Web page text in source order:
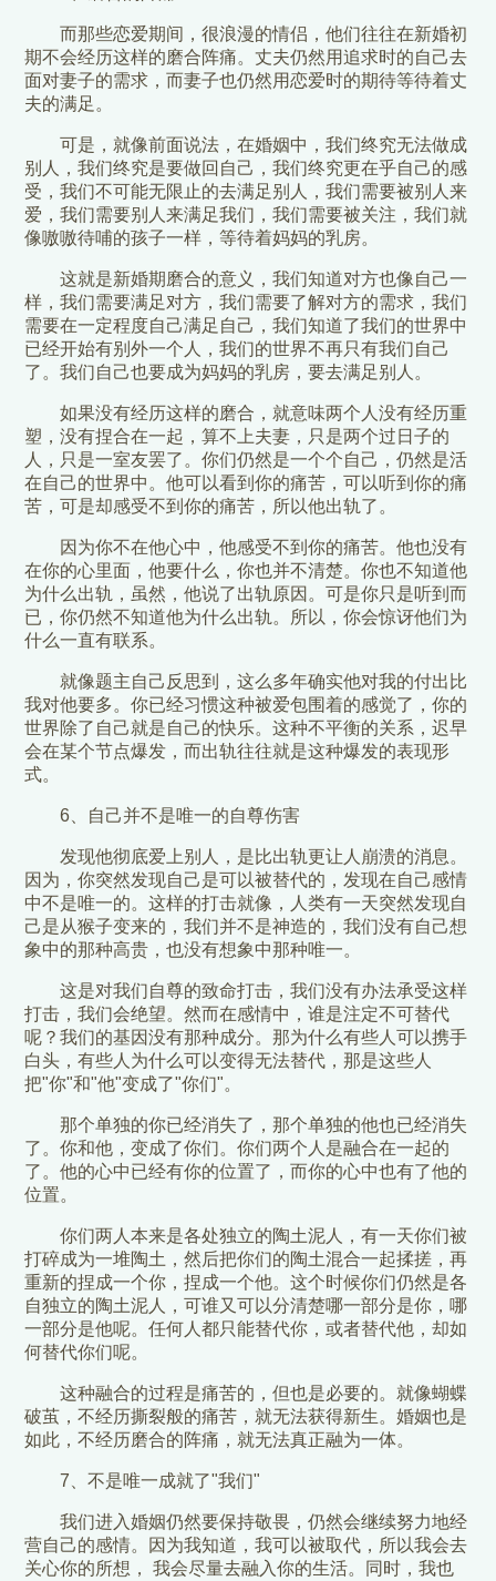
而那些恋爱期间，很浪漫的情侣，他们往往在新婚初
期不会经历这样的磨合阵痛。丈夫仍然用追求时的自己去
面对妻子的需求，而妻子也仍然用恋爱时的期待等待着丈
夫的满足。
可是，就像前面说法，在婚姻中，我们终究无法做成
别人，我们终究是要做回自己，我们终究更在乎自己的感
受，我们不可能无限止的去满足别人，我们需要被别人来
爱，我们需要别人来满足我们，我们需要被关注，我们就
像嗷嗷待哺的孩子一样，等待着妈妈的乳房。
这就是新婚期磨合的意义，我们知道对方也像自己一
样，我们需要满足对方，我们需要了解对方的需求，我们
需要在一定程度自己满足自己，我们知道了我们的世界中
已经开始有别外一个人，我们的世界不再只有我们自己
了。我们自己也要成为妈妈的乳房，要去满足别人。
如果没有经历这样的磨合，就意味两个人没有经历重
塑，没有捏合在一起，算不上夫妻，只是两个过日子的
人，只是一室友罢了。你们仍然是一个个自己，仍然是活
在自己的世界中。他可以看到你的痛苦，可以听到你的痛
苦，可是却感受不到你的痛苦，所以他出轨了。
因为你不在他心中，他感受不到你的痛苦。他也没有
在你的心里面，他要什么，你也并不清楚。你也不知道他
为什么出轨，虽然，他说了出轨原因。可是你只是听到而
已，你仍然不知道他为什么出轨。所以，你会惊讶他们为
什么一直有联系。
就像题主自己反思到，这么多年确实他对我的付出比
我对他要多。你已经习惯这种被爱包围着的感觉了，你的
世界除了自己就是自己的快乐。这种不平衡的关系，迟早
会在某个节点爆发，而出轨往往就是这种爆发的表现形
式。
6、自己并不是唯一的自尊伤害
发现他彻底爱上别人，是比出轨更让人崩溃的消息。
因为，你突然发现自己是可以被替代的，发现在自己感情
中不是唯一的。这样的打击就像，人类有一天突然发现自
己是从猴子变来的，我们并不是神造的，我们没有自己想
象中的那种高贵，也没有想象中那种唯一。
这是对我们自尊的致命打击，我们没有办法承受这样
打击，我们会绝望。然而在感情中，谁是注定不可替代
呢？我们的基因没有那种成分。那为什么有些人可以携手
白头，有些人为什么可以变得无法替代，那是这些人
把"你"和"他"变成了"你们"。
那个单独的你已经消失了，那个单独的他也已经消失
了。你和他，变成了你们。你们两个人是融合在一起的
了。他的心中已经有你的位置了，而你的心中也有了他的
位置。
你们两人本来是各处独立的陶土泥人，有一天你们被
打碎成为一堆陶土，然后把你们的陶土混合一起揉搓，再
重新的捏成一个你，捏成一个他。这个时候你们仍然是各
自独立的陶土泥人，可谁又可以分清楚哪一部分是你，哪
一部分是他呢。任何人都只能替代你，或者替代他，却如
何替代你们呢。
这种融合的过程是痛苦的，但也是必要的。就像蝴蝶
破茧，不经历撕裂般的痛苦，就无法获得新生。婚姻也是
如此，不经历磨合的阵痛，就无法真正融为一体。
7、不是唯一成就了"我们"
我们进入婚姻仍然要保持敬畏，仍然会继续努力地经
营自己的感情。因为我知道，我可以被取代，所以我会去
关心你的所想， 我会尽量去融入你的生活。同时，我也